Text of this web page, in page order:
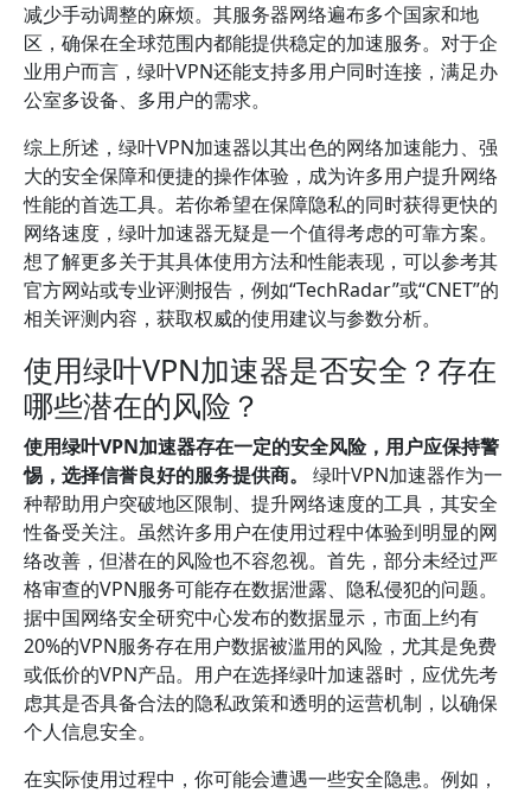
减少手动调整的麻烦。其服务器网络遍布多个国家和地
区，确保在全球范围内都能提供稳定的加速服务。对于企
业用户而言，绿叶VPN还能支持多用户同时连接，满足办
公室多设备、多用户的需求。
综上所述，绿叶VPN加速器以其出色的网络加速能力、强
大的安全保障和便捷的操作体验，成为许多用户提升网络
性能的首选工具。若你希望在保障隐私的同时获得更快的
网络速度，绿叶加速器无疑是一个值得考虑的可靠方案。
想了解更多关于其具体使用方法和性能表现，可以参考其
官方网站或专业评测报告，例如“TechRadar”或“CNET”的
相关评测内容，获取权威的使用建议与参数分析。
使用绿叶VPN加速器是否安全？存在
哪些潜在的风险？
使用绿叶VPN加速器存在一定的安全风险，用户应保持警
惕，选择信誉良好的服务提供商。
绿叶VPN加速器作为一
种帮助用户突破地区限制、提升网络速度的工具，其安全
性备受关注。虽然许多用户在使用过程中体验到明显的网
络改善，但潜在的风险也不容忽视。首先，部分未经过严
格审查的VPN服务可能存在数据泄露、隐私侵犯的问题。
据中国网络安全研究中心发布的数据显示，市面上约有
20%的VPN服务存在用户数据被滥用的风险，尤其是免费
或低价的VPN产品。用户在选择绿叶加速器时，应优先考
虑其是否具备合法的隐私政策和透明的运营机制，以确保
个人信息安全。
在实际使用过程中，你可能会遭遇一些安全隐患。例如，